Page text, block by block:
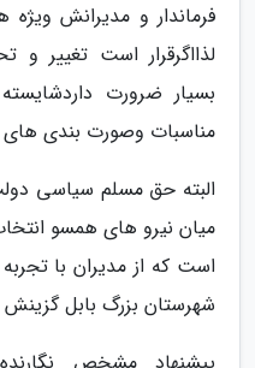
فرماندار و مدیرانش ویژه
لذااگرقرار است تغییر
بسیار ضرورت
مناسبات وصورت بندی
البته حق مسلم سیاسی
میان نیرو های همسو
است که از مدیران با تجربه
شهرستان بزرگ بابل گزینش